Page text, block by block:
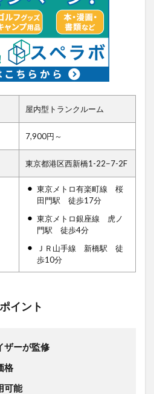
屋内型トランクルーム
7,900円～
東京都港区西新橋1-22−7-2F
東京メトロ有楽町線 桜
田門駅 徒歩17分
東京メトロ銀座線 虎ノ
門駅 徒歩4分
ＪＲ山手線 新橋駅 徒
歩10分
イント
ザーが監修
格
可能